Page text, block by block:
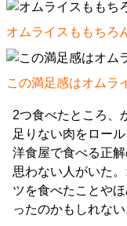
オムライスももちろ
この満足感はオムラ
2つ食べたところ、
足りない肉をロー
洋食屋で食べる正
思わない人がいた
ツを食べたことや
ったのかもしれない